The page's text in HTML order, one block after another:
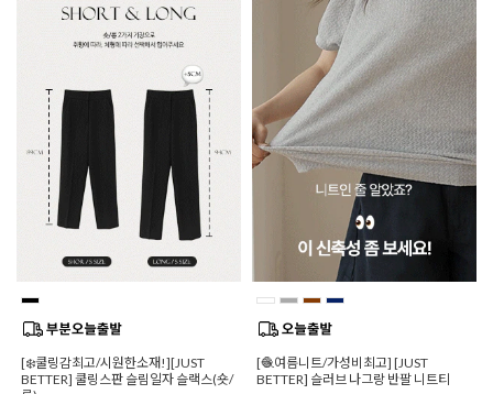
[❄️쿨링감최고/시원한소재!][JUST
BETTER] 쿨링스판 슬림일자 슬랙스(숏/
[🧶여름니트/가성비최고] [JUST
BETTER] 슬러브 나그랑 반팔 니트티